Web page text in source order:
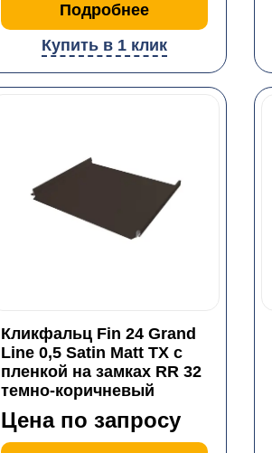
Подробнее
Купить в 1 клик
Кликфальц Fin 24 Grand
Line 0,5 Satin Matt TX с
пленкой на замках RR 32
темно-коричневый
Цена по запросу